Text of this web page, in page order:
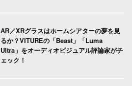
AR／XRグラスはホームシアターの夢を見
るか？VITUREの「Beast」「Luma
Ultra」をオーディオビジュアル評論家がチ
ェック！